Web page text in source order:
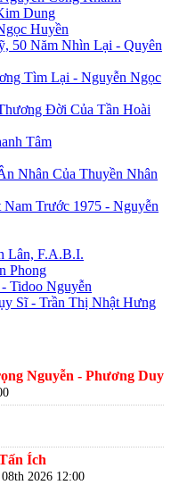
Dung
Huyền
50 Năm Nhìn Lại - Quyên
Tìm Lại - Nguyễn Ngọc
Đời Của Tần Hoài
Tâm
Nhân Của Thuyền Nhân
Trước 1975 - Nguyễn
Lân, F.A.B.I.
Phong
Tidoo Nguyễn
Sĩ - Trần Thị Nhật Hưng
Nguyễn - Phương Duy
Ích
2026 12:00